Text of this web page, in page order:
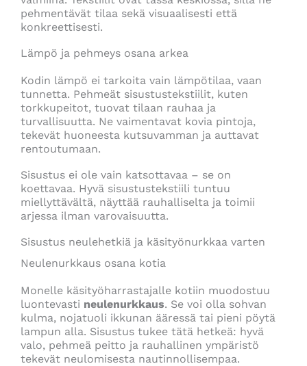
pehmentävät tilaa sekä visuaalisesti että
konkreettisesti.
Lämpö ja pehmeys osana arkea
Kodin lämpö ei tarkoita vain lämpötilaa, vaan
tunnetta. Pehmeät sisustustekstiilit, kuten
torkkupeitot, tuovat tilaan rauhaa ja
turvallisuutta. Ne vaimentavat kovia pintoja,
tekevät huoneesta kutsuvamman ja auttavat
rentoutumaan.
Sisustus ei ole vain katsottavaa – se on
koettavaa. Hyvä sisustustekstiili tuntuu
miellyttävältä, näyttää rauhalliselta ja toimii
arjessa ilman varovaisuutta.
Sisustus neulehetkiä ja käsityönurkkaa varten
Neulenurkkaus osana kotia
Monelle käsityöharrastajalle kotiin muodostuu
luontevasti neulenurkkaus. Se voi olla sohvan
kulma, nojatuoli ikkunan ääressä tai pieni pöytä
lampun alla. Sisustus tukee tätä hetkeä: hyvä
valo, pehmeä peitto ja rauhallinen ympäristö
tekevät neulomisesta nautinnollisempaa.